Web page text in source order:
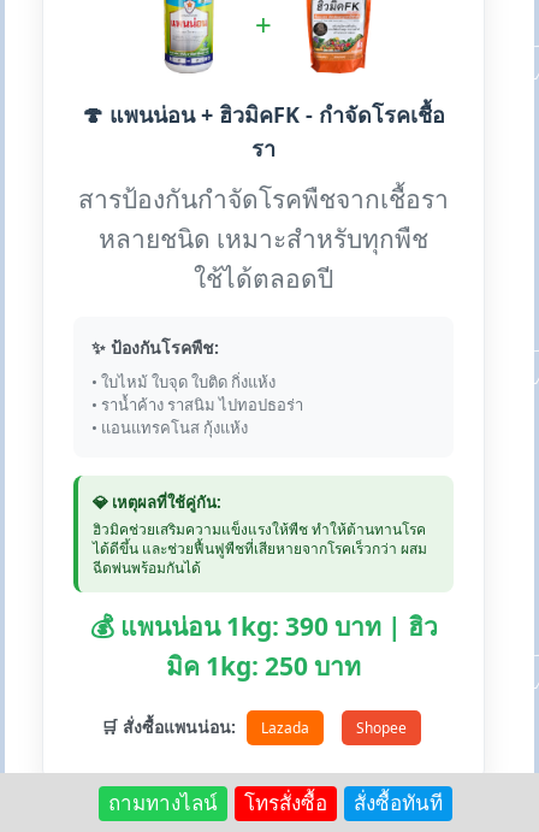
+
🍄 แพนน่อน + ฮิวมิคFK - กำจัดโรคเชื้อ
รา
สารป้องกันกำจัดโรคพืชจากเชื้อรา
หลายชนิด เหมาะสำหรับทุกพืช
ใช้ได้ตลอดปี
✨ ป้องกันโรคพืช:
• ใบไหม้ ใบจุด ใบติด กิ่งแห้ง
• ราน้ำค้าง ราสนิม ไปทอปธอร่า
• แอนแทรคโนส กุ้งแห้ง
💎 เหตุผลที่ใช้คู่กัน:
ฮิวมิคช่วยเสริมความแข็งแรงให้พืช ทำให้ต้านทานโรค
ได้ดีขึ้น และช่วยฟื้นฟูพืชที่เสียหายจากโรคเร็วกว่า ผสม
ฉีดพ่นพร้อมกันได้
💰 แพนน่อน 1kg: 390 บาท | ฮิว
มิค 1kg: 250 บาท
🛒 สั่งซื้อแพนน่อน: Lazada Shopee
ถามทางไลน์ โทรสั่งซื้อ สั่งซื้อทันที